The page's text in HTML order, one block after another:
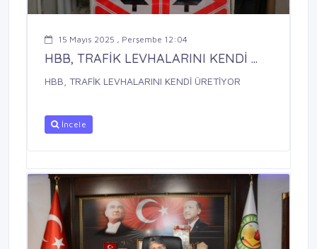
15 Mayıs 2025 , Perşembe 12:04
HBB, TRAFİK LEVHALARINI KENDİ ...
HBB, TRAFİK LEVHALARINI KENDİ ÜRETİYOR
İncele